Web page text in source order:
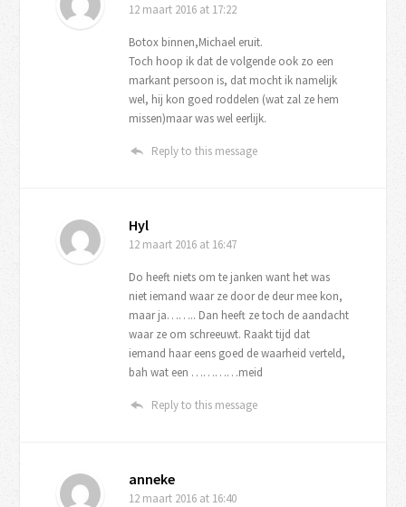
12 maart 2016 at 17:22
Botox binnen,Michael eruit.
Toch hoop ik dat de volgende ook zo een
markant persoon is, dat mocht ik namelijk
wel, hij kon goed roddelen (wat zal ze hem
missen)maar was wel eerlijk.
Reply to this message
Hyl
12 maart 2016 at 16:47
Do heeft niets om te janken want het was
niet iemand waar ze door de deur mee kon,
maar ja…….. Dan heeft ze toch de aandacht
waar ze om schreeuwt. Raakt tijd dat
iemand haar eens goed de waarheid verteld,
bah wat een …………meid
Reply to this message
anneke
12 maart 2016 at 16:40